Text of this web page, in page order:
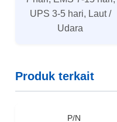
UPS 3-5 hari, Laut /
Udara
Produk terkait
P/N